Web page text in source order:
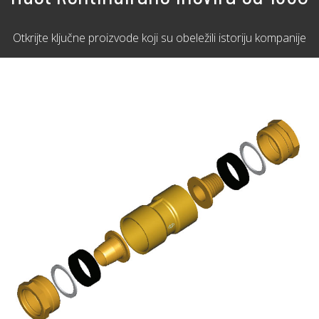
Otkrijte ključne proizvode koji su obeležili istoriju kompanije